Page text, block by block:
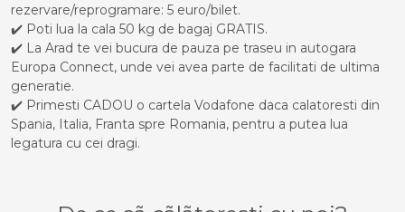
rezervare/reprogramare: 5 euro/bilet.
✔️ Poti lua la cala 50 kg de bagaj GRATIS.
✔️ La Arad te vei bucura de pauza pe traseu in autogara
Europa Connect, unde vei avea parte de facilitati de ultima
generatie.
✔️ Primesti CADOU o cartela Vodafone daca calatoresti din
Spania, Italia, Franta spre Romania, pentru a putea lua
legatura cu cei dragi.